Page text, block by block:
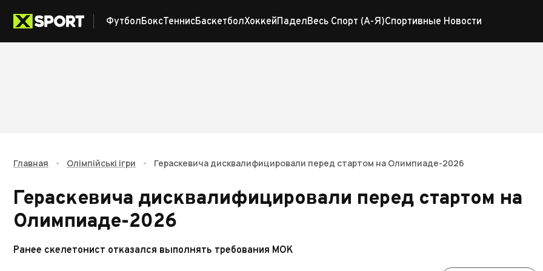
ФутболБоксТеннисБаскетболХоккейПаделВесь Спорт (А-Я)Спортивные Новости
Главная • Олімпійські ігри • Гераскевича дисквалифицировали перед стартом на Олимпиаде-2026
Гераскевича дисквалифицировали перед стартом на
Олимпиаде-2026
Ранее скелетонист отказался выполнять требования МОК